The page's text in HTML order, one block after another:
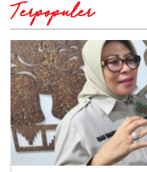
Terpopuler